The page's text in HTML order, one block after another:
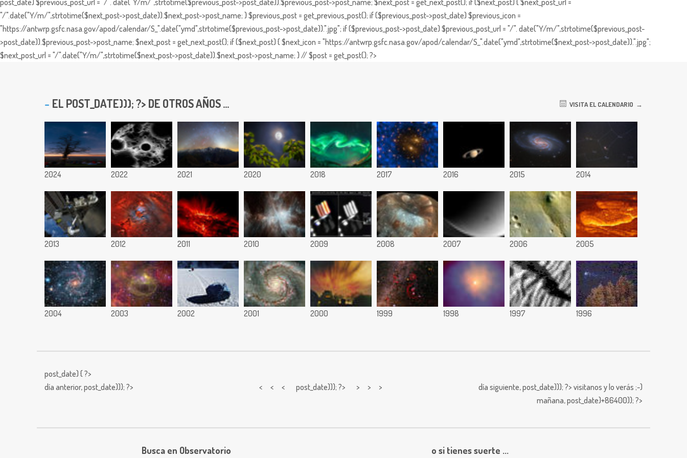
post_date) $previous_post_url = "/". date("Y/m/",strtotime($previous_post->post_date)).$previous_post->post_name; $next_post = get_next_post(); if ($next_post) { $next_post_url =
"/".date("Y/m/",strtotime($next_post->post_date)).$next_post->post_name; } $previous_post = get_previous_post(); if ($previous_post->post_date) $previous_icon =
"https://antwrp.gsfc.nasa.gov/apod/calendar/S_".date("ymd",strtotime($previous_post->post_date)).".jpg"; if ($previous_post->post_date) $previous_post_url = "/". date("Y/m/",strtotime($previous_post-
>post_date)).$previous_post->post_name; $next_post = get_next_post(); if ($next_post) { $next_icon = "https://antwrp.gsfc.nasa.gov/apod/calendar/S_".date("ymd",strtotime($next_post->post_date)).".jpg";
$next_post_url = "/".date("Y/m/",strtotime($next_post->post_date)).$next_post->post_name; } // $post = get_post(); ?>
EL POST_DATE))); ?> DE OTROS AÑOS ... VISITA EL CALENDARIO
2024 2022 2021 2020 2018 2017 2016 2015 2014
2013 2012 2011 2010 2009 2008 2007 2006 2005
2004 2003 2002 2001 2000 1999 1998 1997 1996
post_date) { ?>
día anterior,post_date))); ?> < < < post_date))); ?> > > > día siguiente,post_date))); ?> visitanos y lo verás ;-)
mañana,post_date)+86400)); ?>
Busca en Observatorio o si tienes suerte ...